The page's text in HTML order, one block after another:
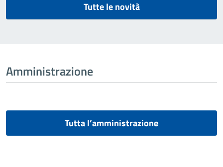
Tutte le novità
Amministrazione
Tutta l’amministrazione